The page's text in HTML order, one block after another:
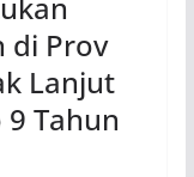
di Prov
Lanjut
Tahun